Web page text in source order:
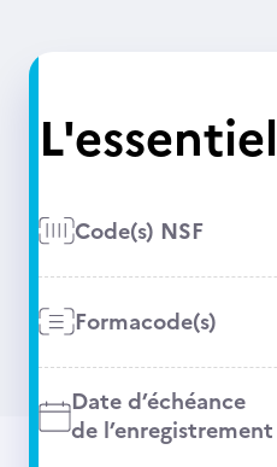
L'essentiel
Code(s) NSF
Formacode(s)
Date d’échéance
de l’enregistrement